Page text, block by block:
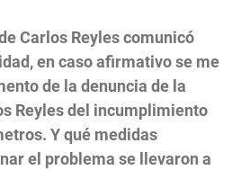
Carlos Reyles comunicó
en caso afirmativo se me
de la denuncia de la
Reyles del incumplimiento
Y qué medidas
el problema se llevaron a